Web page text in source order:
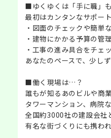
■ゆくゆくは「手に職」
最初はカンタンなサポー
・図面のチェックや簡単
・建物にかかる予算の管理
・工事の進み具合をチ
あなたのペースで、少し
■働く現場は…？
誰もが知るあのビルや商業
タワーマンション、病院
全国約3000社の建設会社
有名な街づくりにも携わ